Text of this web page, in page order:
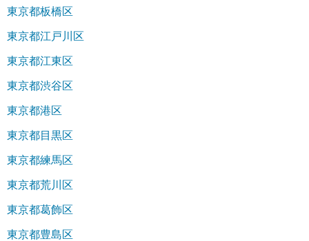
東京都板橋区
東京都江戸川区
東京都江東区
東京都渋谷区
東京都港区
東京都目黒区
東京都練馬区
東京都荒川区
東京都葛飾区
東京都豊島区